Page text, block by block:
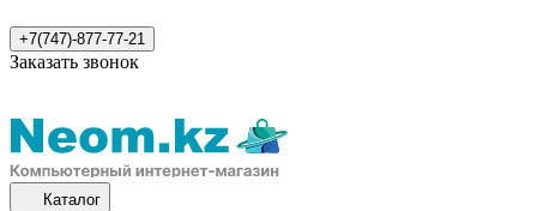
+7(747)-877-77-21
Заказать звонок
Каталог